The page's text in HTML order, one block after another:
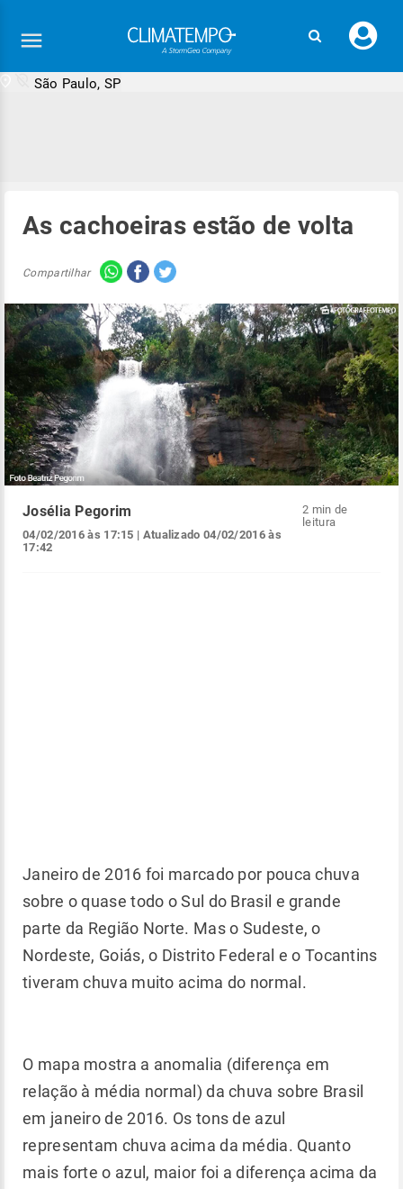
seu
São Paulo, SP
As cachoeiras estão de volta
Compartilhar
Josélia Pegorim
04/02/2016 às 17:15 | Atualizado 04/02/2016 às
17:42
2 min de
leitura
Janeiro de 2016 foi marcado por pouca chuva
sobre o quase todo o Sul do Brasil e grande
parte da Região Norte. Mas o Sudeste, o
Nordeste, Goiás, o Distrito Federal e o Tocantins
tiveram chuva muito acima do normal.
O mapa mostra a anomalia (diferença em
relação à média normal) da chuva sobre Brasil
em janeiro de 2016. Os tons de azul
representam chuva acima da média. Quanto
mais forte o azul, maior foi a diferença acima da